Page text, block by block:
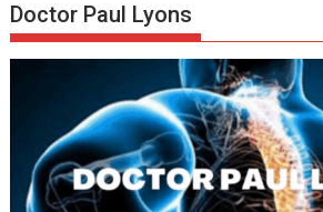
Doctor Paul Lyons